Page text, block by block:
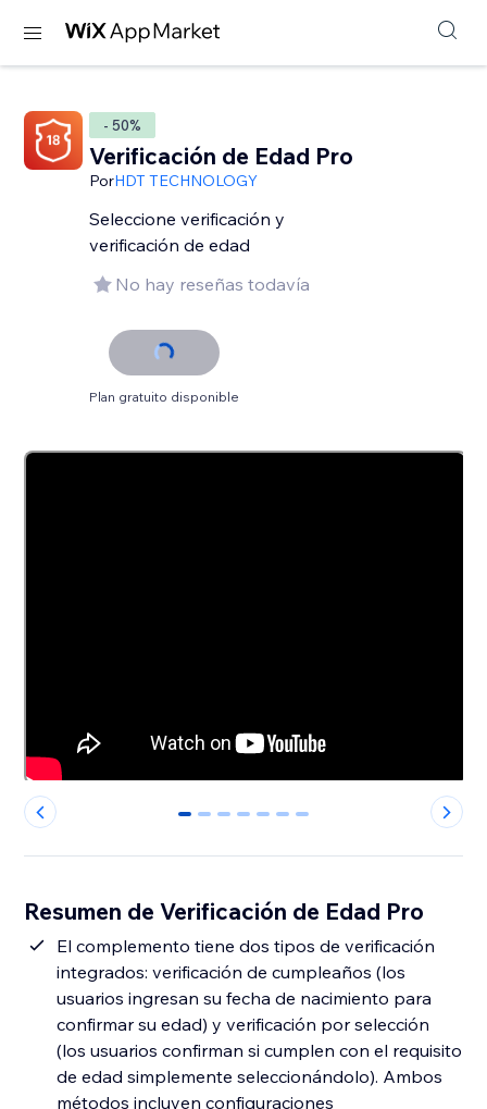
- 50%
Verificación de Edad Pro
PorHDT TECHNOLOGY
Seleccione verificación y
verificación de edad
No hay reseñas todavía
Plan gratuito disponible
0 1 2 3 4 5 6
Resumen de Verificación de Edad Pro
El complemento tiene dos tipos de verificación
integrados: verificación de cumpleaños (los
usuarios ingresan su fecha de nacimiento para
confirmar su edad) y verificación por selección
(los usuarios confirman si cumplen con el requisito
de edad simplemente seleccionándolo). Ambos
métodos incluyen configuraciones